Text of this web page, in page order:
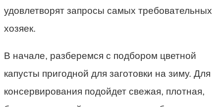
удовлетворят запросы самых требовательных
хозяек.
В начале, разберемся с подбором цветной
капусты пригодной для заготовки на зиму. Для
консервирования подойдет свежая, плотная,